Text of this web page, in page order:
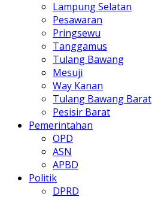
Lampung Selatan
Pesawaran
Pringsewu
Tanggamus
Tulang Bawang
Mesuji
Way Kanan
Tulang Bawang Barat
Pesisir Barat
Pemerintahan
OPD
ASN
APBD
Politik
DPRD